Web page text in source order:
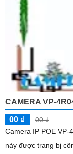
CAMERA VP-
00 ₫
00 ₫
Camera IP POE VP-
này được trang bị